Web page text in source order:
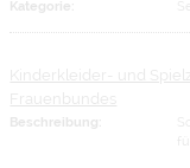
Kategorie:
Kinderkleider- und
Beschreibung: